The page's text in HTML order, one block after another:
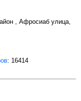
, Афросиаб улица,
: 16414